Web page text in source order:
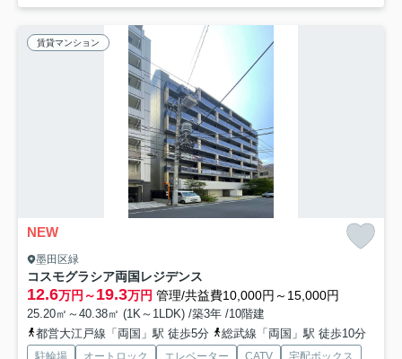
賃貸マンション
NEW
墨田区緑
コスモグラシア両国レジデンス
12.6万円～19.3万円 管理/共益費10,000円～15,000円
25.20㎡～40.38㎡ (1K～1LDK) /築3年 /10階建
都営大江戸線「両国」駅 徒歩5分
総武線「両国」駅 徒歩10分
駐輪場 オートロック エレベーター CATV 宅配ボックス